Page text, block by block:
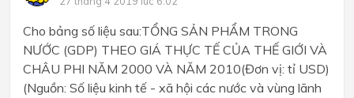
Cho bảng số liệu sau:TỔNG SẢN PHẨM TRONG
NƯỚC (GDP) THEO GIÁ THỰC TẾ CỦA THẾ GIỚI VÀ
CHÂU PHI NĂM 2000 VÀ NĂM 2010(Đơn vị: tỉ USD)
(Nguồn: Số liệu kinh tế - xã hội các nước và vùng lãnh